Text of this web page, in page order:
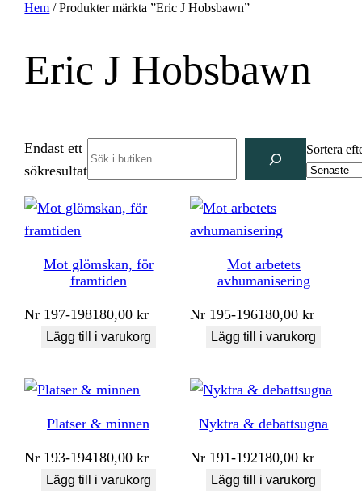
Hem / Produkter märkta ”Eric J Hobsbawn”
Eric J Hobsbawn
Endast ett
sökresultat
Sortera
Mot glömskan, för
framtiden
Nr 197-198180,00kr
Lägg till i varukorg
Mot arbetets
avhumanisering
Nr 195-196180,00kr
Lägg till i varukorg
Platser & minnen
Nr 193-194180,00kr
Lägg till i varukorg
Nyktra & debattsugna
Nr 191-192180,00kr
Lägg till i varukorg